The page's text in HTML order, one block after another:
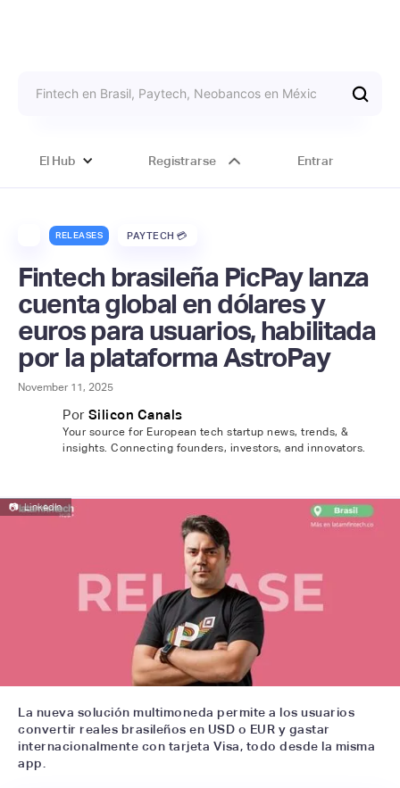
El Hub Registrarse Entrar
RELEASES PAYTECH 💳
Fintech brasileña PicPay lanza
cuenta global en dólares y
euros para usuarios, habilitada
por la plataforma AstroPay
November 11, 2025
Por Silicon Canals
Your source for European tech startup news, trends, &
insights. Connecting founders, investors, and innovators.
📷 LinkedIn
La nueva solución multimoneda permite a los usuarios
convertir reales brasileños en USD o EUR y gastar
internacionalmente con tarjeta Visa, todo desde la misma
app.